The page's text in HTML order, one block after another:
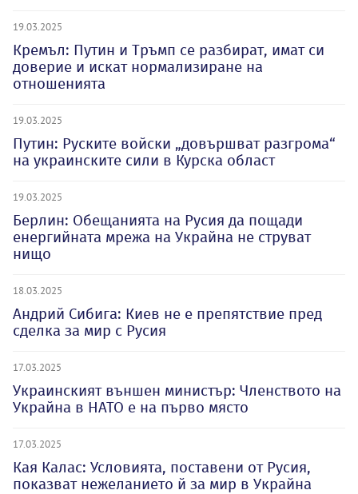
19.03.2025
Кремъл: Путин и Тръмп се разбират, имат си
доверие и искат нормализиране на
отношенията
19.03.2025
Путин: Руските войски „довършват разгрома“
на украинските сили в Курска област
19.03.2025
Берлин: Обещанията на Русия да пощади
енергийната мрежа на Украйна не струват
нищо
18.03.2025
Андрий Сибига: Киев не е препятствие пред
сделка за мир с Русия
17.03.2025
Украинският външен министър: Членството на
Украйна в НАТО е на първо място
17.03.2025
Кая Калас: Условията, поставени от Русия,
показват нежеланието й за мир в Украйна